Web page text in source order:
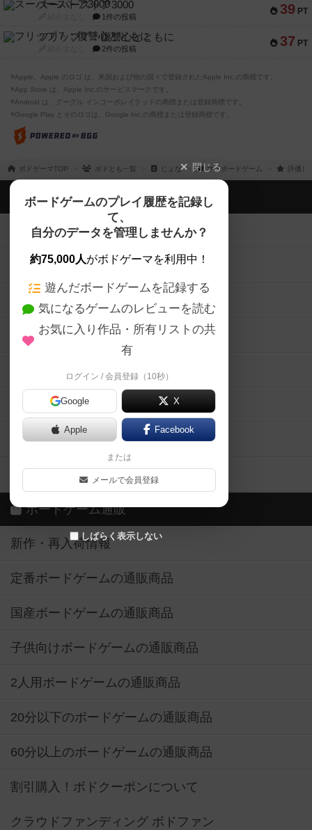
39 PT
スーパーストア3000
1件の投稿
37 PT
フリップ７：復讐心とともに
2件の投稿
※Apple、Apple のロゴ は、米国および他の国々で登録されたApple Inc.の商標です。
※App Store は、Apple Inc.のサービスマークです。
※Android は、グーグル インコーポレイテッドの商標または登録商標です。
※Google Play とそのロゴは、Google Inc.の商標または登録商標です。
ボドゲーマTOP ボドとも一覧 じょな マイボードゲーム 評価し
閉じる
ボードゲームのプレイ履歴を記録し
て、
自分のデータを管理しませんか？
約75,000人がボドゲーマを利用中！
遊んだボードゲームを記録する
気になるゲームのレビューを読む
お気に入り作品・所有リストの共
有
ログイン / 会員登録（10秒）
Google X
Apple Facebook
または
メールで会員登録
しばらく表示しない
ボドゲーマTOP
ボードゲームを検索する
ボードゲームの新着レビュー
ボードゲーム会情報
メカニクス特集
掲示板・トピックス
ボドとも・会員一覧
ボードゲーム業界コラム
ボドゲーマご利用案内
ボードゲーム通販
新作・再入荷情報
定番ボードゲームの通販商品
国産ボードゲームの通販商品
子供向けボードゲームの通販商品
2人用ボードゲームの通販商品
20分以下のボードゲームの通販商品
60分以上のボードゲームの通販商品
割引購入！ボドクーポンについて
クラウドファンディング ボドファン